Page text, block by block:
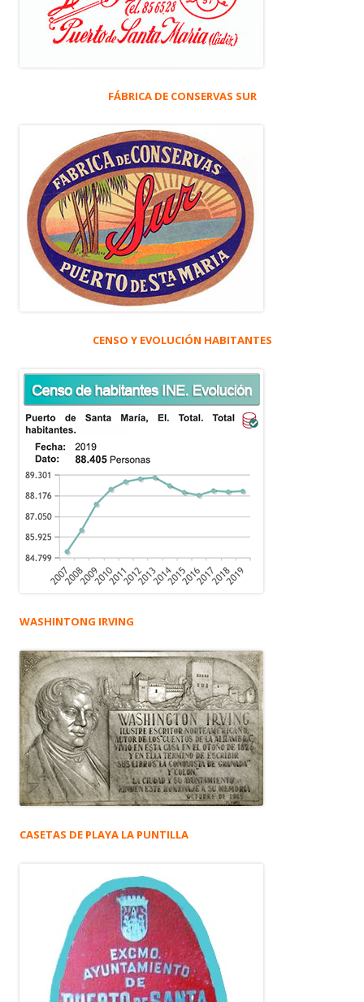
FÁBRICA DE CONSERVAS SUR
CENSO Y EVOLUCIÓN HABITANTES
WASHINTONG IRVING
CASETAS DE PLAYA LA PUNTILLA